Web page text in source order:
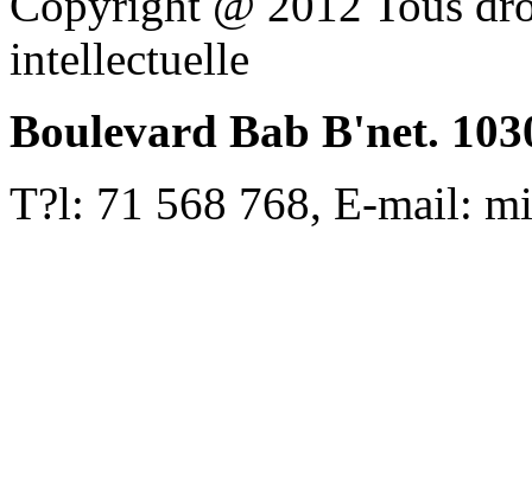
intellectuelle
Boulevard Bab B'net.
T?l: 71 568 768, E-mail: